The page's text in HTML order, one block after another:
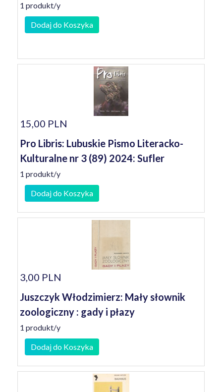
1 produkt/y
Dodaj do Koszyka
15,00 PLN
Pro Libris: Lubuskie Pismo Literacko-
Kulturalne nr 3 (89) 2024: Sufler
1 produkt/y
Dodaj do Koszyka
3,00 PLN
Juszczyk Włodzimierz: Mały słownik
zoologiczny : gady i płazy
1 produkt/y
Dodaj do Koszyka